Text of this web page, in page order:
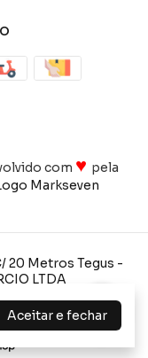
Aceitar e fechar
com ♥ pela
20 Metros Tegus -
LTDA
Todos